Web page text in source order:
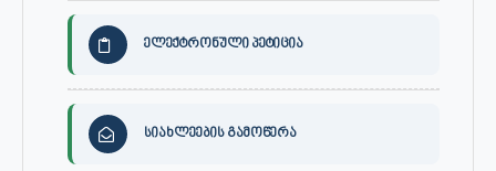
ელექტრონული პეტიცია
სიახლეების გამოწერა